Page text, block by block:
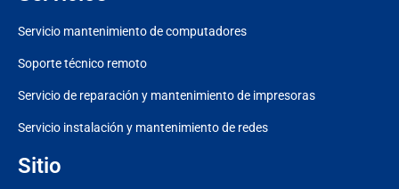
Servicio mantenimiento de computadores
Soporte técnico remoto
Servicio de reparación y mantenimiento de impresoras
Servicio instalación y mantenimiento de redes
Sitio